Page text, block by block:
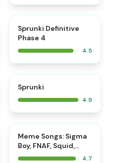
Sprunki Definitive
Phase 4
4.5
Sprunki
4.9
⭐
Meme Songs: Sigma
Boy, FNAF, Squid,
Beast, Sprunki
4.7